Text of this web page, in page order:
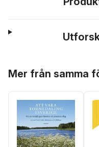
Mer från samma